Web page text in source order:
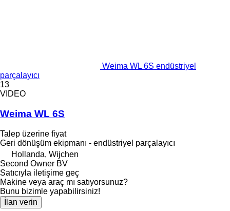
Weima WL 6S endüstriyel
parçalayıcı
13
VIDEO
Weima WL 6S
Talep üzerine fiyat
Geri dönüşüm ekipmanı - endüstriyel parçalayıcı
Hollanda, Wijchen
Second Owner BV
Satıcıyla iletişime geç
Makine veya araç mı satıyorsunuz?
Bunu bizimle yapabilirsiniz!
İlan verin